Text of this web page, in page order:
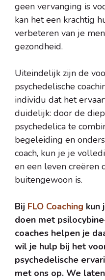
geen vervanging is
kan het een krachtig
verbeteren van je
gezondheid.
Uiteindelijk zijn de
psychedelische
individu dat het
duidelijk: door de
psychedelica te
begeleiding en
coach, kun je je
en een leven creëren
buitengewoon is.
Bij FLO Coaching kun
doen met
coaches helpen je
wil je hulp bij het
psychedelische
met ons op. We